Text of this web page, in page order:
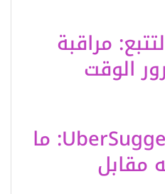
مراقبة
الوقت
خطط تسعير UberSuggest: ما
مقابل